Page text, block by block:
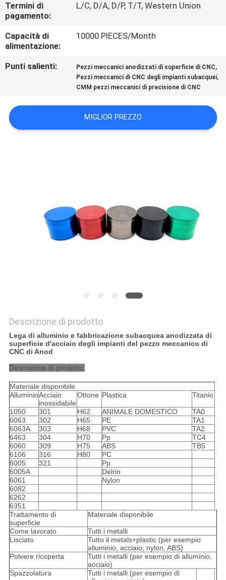
NOTIZIE
CHIEDI
UN
PREVENTIVO
MAPPA
DEL
PRIVACY
Termini di
pagamento:
L/C, D/A, D/P, T/T, Western Union
Capacità di
alimentazione:
10000 PIECES/Month
Punti salienti: Pezzi meccanici anodizzati di superficie di CNC,
Pezzi meccanici di CNC degli impianti subacquei,
CMM pezzi meccanici di precisione di CNC
MIGLIOR PREZZO
Descrizione di prodotto
Lega di alluminio e fabbricazione subacquea anodizzata di
superficie d'acciaio degli impianti del pezzo meccanico di
CNC di Anod
Descrizione di prodotto:
Materiale disponibile
AlluminioAcciaio
inossidabile
Ottone Plastica Titanio
1050 301 H62 ANIMALE DOMESTICO
TA0
6063
302 H65 PE
TA1
6063A
303 H68 PVC
TA2
6463
304 H70 Pp
TC4
6060
309 H75 ABS
TB5
6106
316 H80
PC
6005
321
Pp
6005A
Delrin
6061
Nylon
6082
6262
6351
Trattamento di
superficie
Materiale disponibile
Come lavorato
Tutti i metalli
Lisciato
Tutto il metals+plastic (per esempio
alluminio, acciaio, nylon, ABS)
Polvere ricoperta
Tutti i metalli (per esempio di alluminio,
acciaio)
Spazzolatura
Tutti i metalli (per esempio di